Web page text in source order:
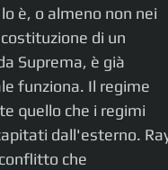
è, o almeno non nei
di un
Suprema, è già
funziona. Il regime
quello che i regimi
dall'esterno.
che